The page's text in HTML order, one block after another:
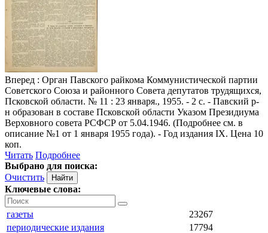
Вперед : Орган Павского райкома Коммунистической партии
Советского Союза и районного Совета депутатов трудящихся,
Псковской области. № 11 : 23 января., 1955. - 2 с. - Павский р-
н образован в составе Псковской области Указом Президиума
Верховного совета РСФСР от 5.04.1946. (Подробнее см. в
описание №1 от 1 января 1955 года). - Год издания IX. Цена 10
коп.
Читать Подробнее
Выбрано для поиска:
Очистить
Ключевые слова:
газеты
23267
периодические издания
17794